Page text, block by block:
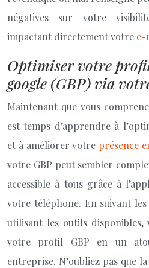
négatives sur votre
impactant directement votre e-
Optimiser votre
google (GBP) via
Maintenant que vous
est temps d’apprendre à
et à améliorer votre présence
votre GBP peut sembler
accessible à tous grâce à
votre téléphone. En suivant
utilisant les outils disponibles,
votre profil GBP en un
entreprise. N’oubliez pas que